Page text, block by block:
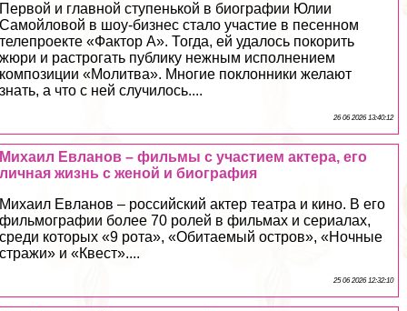
Первой и главной ступенькой в биографии Юлии
Самойловой в шоу-бизнес стало участие в песенном
телепроекте «Фактор А». Тогда, ей удалось покорить
жюри и растрогать публику нежным исполнением
композиции «Молитва». Многие поклонники желают
знать, а что с ней случилось....
26 06 2026 13:40:12
Михаил Евланов – фильмы с участием актера, его
личная жизнь с женой и биография
Михаил Евланов – российский актер театра и кино. В его
фильмографии более 70 ролей в фильмах и сериалах,
среди которых «9 рота», «Обитаемый остров», «Ночные
стражи» и «Квест»....
25 06 2026 12:32:10